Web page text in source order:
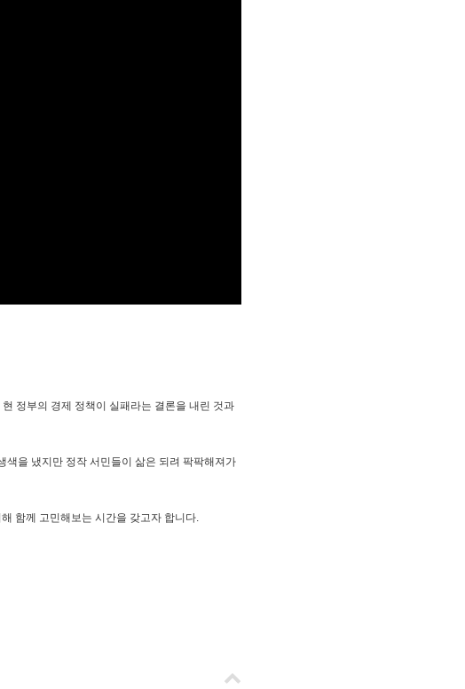
정부의 경제 정책이 실패라는 결론을 내린 것과
색을 냈지만 정작 서민들이 삶은 되려 팍팍해져가
함께 고민해보는 시간을 갖고자 합니다.